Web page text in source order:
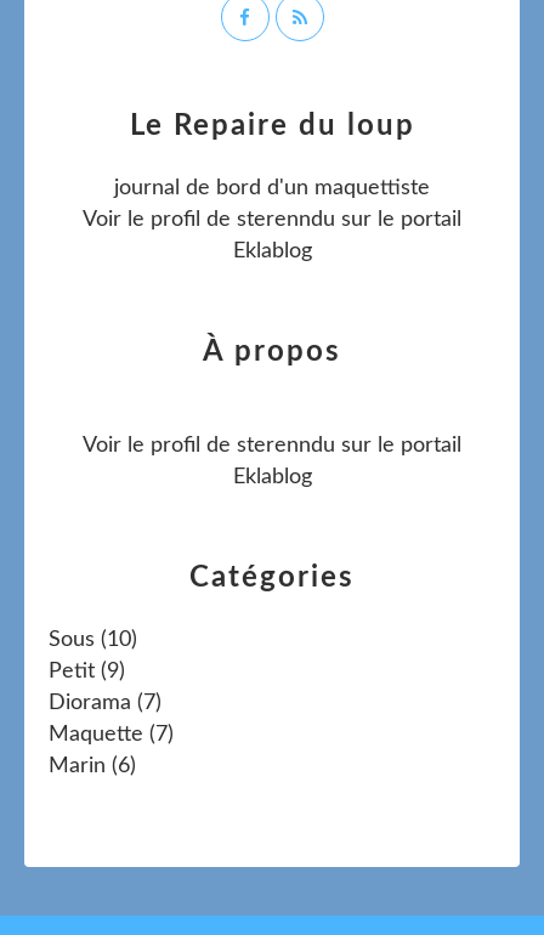
Catégories
Sous (10)
Petit (9)
Diorama (7)
Maquette (7)
Marin (6)
Le Repaire du loup
journal de bord d'un maquettiste
Voir le profil de sterenndu sur le portail
Eklablog
À propos
Voir le profil de sterenndu sur le portail
Eklablog